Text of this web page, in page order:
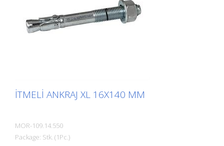
İTMELI ANKRAJ XL 16X140 MM
MOR-109.14.550
Package: Stk. (1Pc.)